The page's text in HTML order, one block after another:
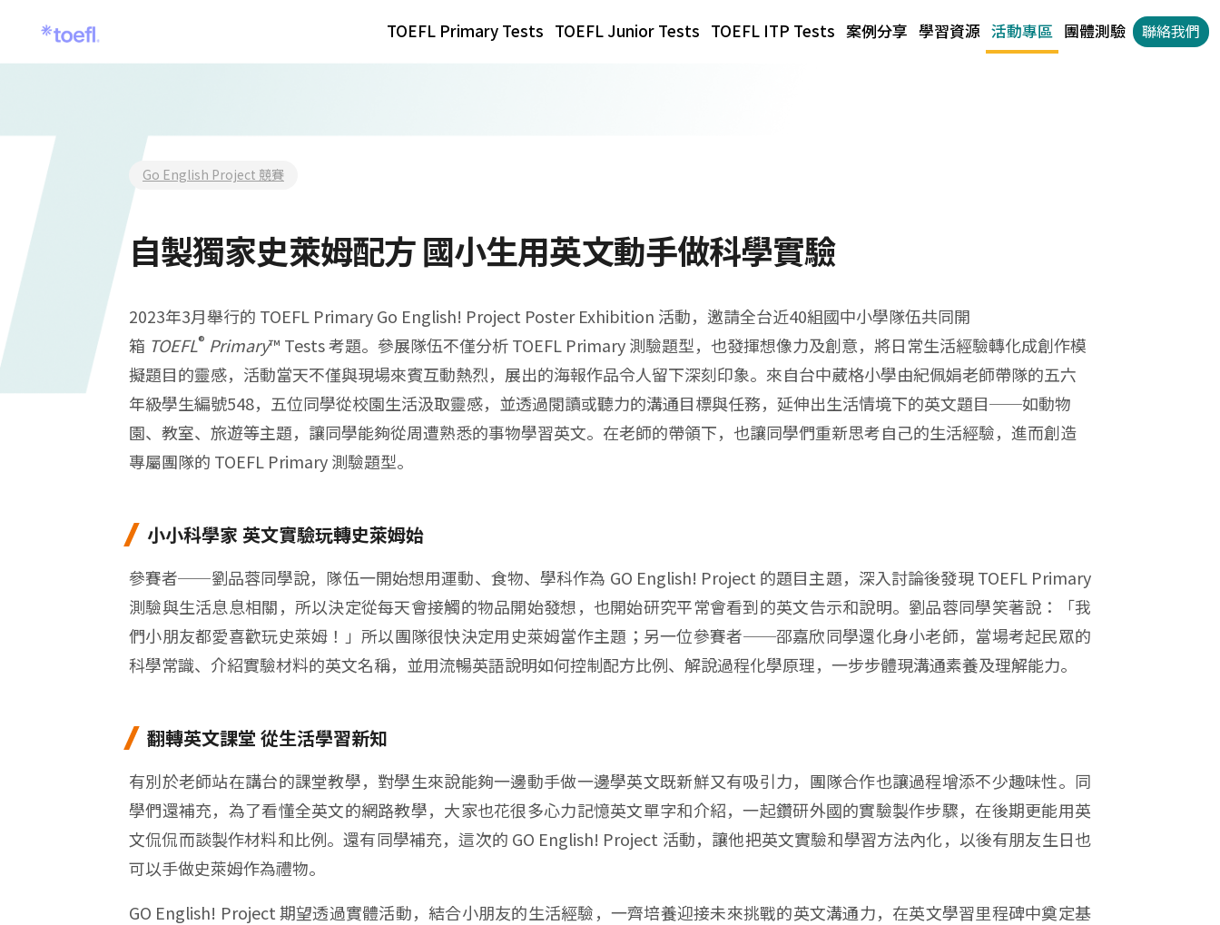
TOEFL Primary Tests TOEFL Junior Tests TOEFL ITP Tests 案例分享 學習資源 活動專區 團體測驗 聯絡我們
Go English Project 競賽
自製獨家史萊姆配方 國小生用英文動手做科學實驗
2023年3月舉行的 TOEFL Primary Go English! Project Poster Exhibition 活動，邀請全台近40組國中小學隊伍共同開
箱 TOEFL® Primary™ Tests 考題。參展隊伍不僅分析 TOEFL Primary 測驗題型，也發揮想像力及創意，將日常生活經驗轉化成創作模
擬題目的靈感，活動當天不僅與現場來賓互動熱烈，展出的海報作品令人留下深刻印象。來自台中葳格小學由紀佩娟老師帶隊的五六
年級學生編號548，五位同學從校園生活汲取靈感，並透過閱讀或聽力的溝通目標與任務，延伸出生活情境下的英文題目──如動物
園、教室、旅遊等主題，讓同學能夠從周遭熟悉的事物學習英文。在老師的帶領下，也讓同學們重新思考自己的生活經驗，進而創造
專屬團隊的 TOEFL Primary 測驗題型。
小小科學家 英文實驗玩轉史萊姆始
參賽者──劉品蓉同學說，隊伍一開始想用運動、食物、學科作為 GO English! Project 的題目主題，深入討論後發現 TOEFL Primary
測驗與生活息息相關，所以決定從每天會接觸的物品開始發想，也開始研究平常會看到的英文告示和說明。劉品蓉同學笑著說：「我
們小朋友都愛喜歡玩史萊姆！」所以團隊很快決定用史萊姆當作主題；另一位參賽者──邵嘉欣同學還化身小老師，當場考起民眾的
科學常識、介紹實驗材料的英文名稱，並用流暢英語說明如何控制配方比例、解說過程化學原理，一步步體現溝通素養及理解能力。
翻轉英文課堂 從生活學習新知
有別於老師站在講台的課堂教學，對學生來說能夠一邊動手做一邊學英文既新鮮又有吸引力，團隊合作也讓過程增添不少趣味性。同
學們還補充，為了看懂全英文的網路教學，大家也花很多心力記憶英文單字和介紹，一起鑽研外國的實驗製作步驟，在後期更能用英
文侃侃而談製作材料和比例。還有同學補充，這次的 GO English! Project 活動，讓他把英文實驗和學習方法內化，以後有朋友生日也
可以手做史萊姆作為禮物。
GO English! Project 期望透過實體活動，結合小朋友的生活經驗，一齊培養迎接未來挑戰的英文溝通力，在英文學習里程碑中奠定基